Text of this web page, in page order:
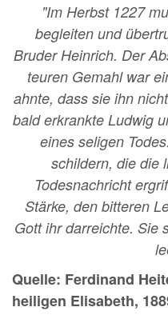
"Im Herbst 1227
begleiten und
Bruder Heinrich. Der
teuren Gemahl war
ahnte, dass sie ihn
bald erkrankte Ludwig
eines seligen
schildern, die die
Todesnachricht
Stärke, den bitteren
Gott ihr darreichte. Sie
Quelle: Ferdinand
heiligen Elisabeth,